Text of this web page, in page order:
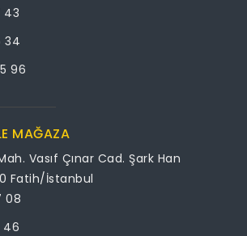
43
34
96
MAĞAZA
Vasıf Çınar Cad. Şark Han
Fatih/İstanbul
08
46